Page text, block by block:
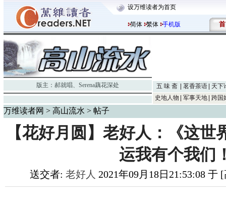
设万维读者为首页
简体 繁体 手机版 首
版主： 郝就唱、 Serena藕花深处 五 味 斋 茗香茶语
天下
史地人物
军事天地 跨国
万维读者网 > 高山流水 > 帖子
【花好月圆】老好人：《这世
运我有个我们
送交者: 老好人 2021年09月18日21:53:08 于